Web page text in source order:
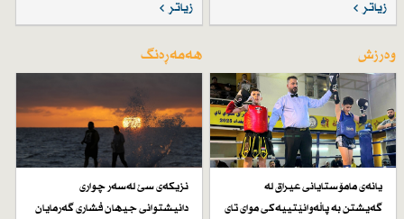
زیاتر زیاتر
وەرزش
یانەی مامۆستایانی عیراق لە
گەیشتن بە پاڵەوانێتییەكی موای تای
هەمەڕەنگ
نزیكەی سێ لەسەر چواری
دانیشتوانی جیهان فشاری گەرمایان